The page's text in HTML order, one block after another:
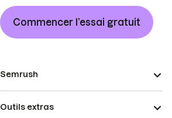
Commencer l’essai gratuit
Semrush
Outils extras